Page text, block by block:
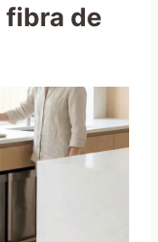
fibra de